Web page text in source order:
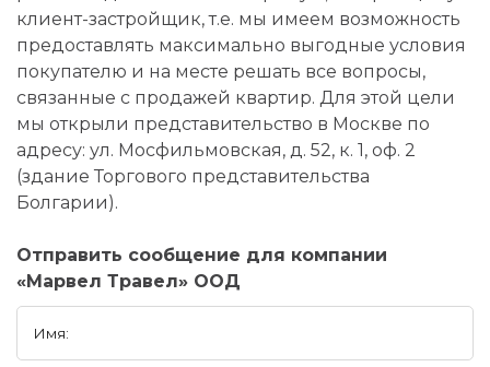
клиент-застройщик, т.е. мы имеем возможность
предоставлять максимально выгодные условия
покупателю и на месте решать все вопросы,
связанные с продажей квартир. Для этой цели
мы открыли представительство в Москве по
адресу: ул. Мосфильмовская, д. 52, к. 1, оф. 2
(здание Торгового представительства
Болгарии).
Отправить сообщение для компании
«Марвел Травел» ООД
Имя: